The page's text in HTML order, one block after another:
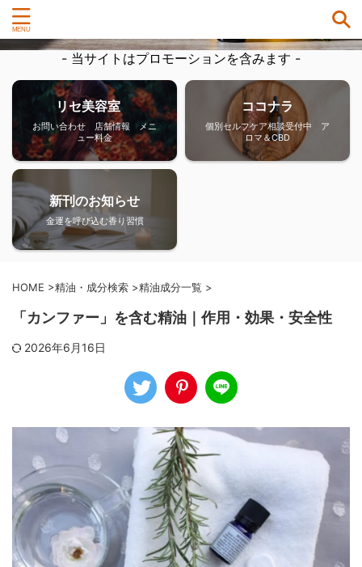
- 当サイトはプロモーションを含みます -
リセ美容室
お問い合わせ 店舗情報 メニ
ュー料金
ココナラ
個別セルフケア相談受付中 ア
ロマ＆CBD
新刊のお知らせ
金運を呼び込む香り習慣
HOME >精油・成分検索 >精油成分一覧 >
「カンファー」を含む精油｜作用・効果・安全性
2026年6月16日